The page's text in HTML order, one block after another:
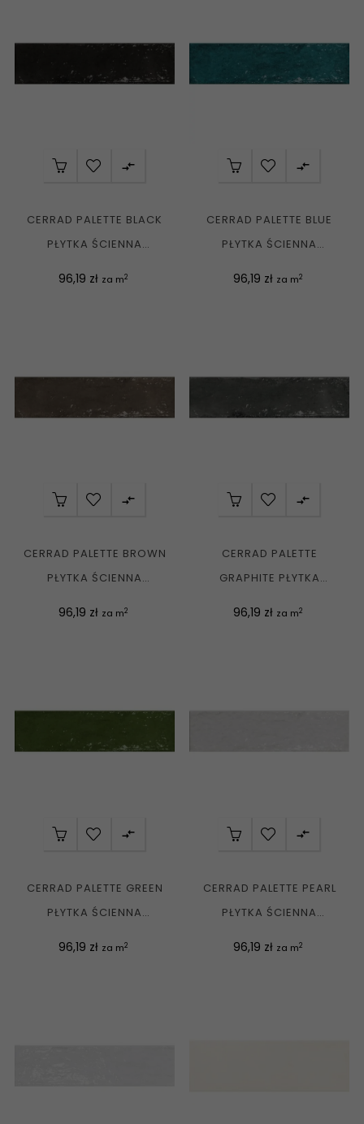

CERRAD PALETTE BLACK
PŁYTKA ŚCIENNA
Cena
96,19 zł za m2

CERRAD PALETTE BLUE
PŁYTKA ŚCIENNA
Cena
96,19 zł za m2

CERRAD PALETTE BROWN
PŁYTKA ŚCIENNA
Cena
96,19 zł za m2

CERRAD PALETTE
GRAPHITE PŁYTKA
Cena
96,19 zł za m2

CERRAD PALETTE GREEN
PŁYTKA ŚCIENNA
Cena
96,19 zł za m2

CERRAD PALETTE PEARL
PŁYTKA ŚCIENNA
Cena
96,19 zł za m2